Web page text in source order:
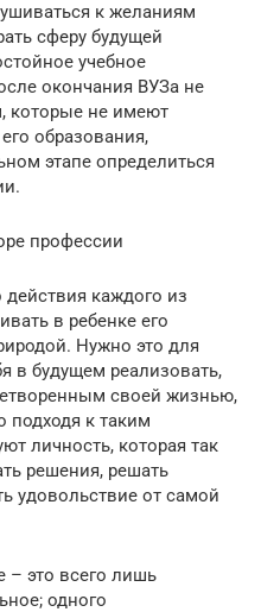
к желаниям
сферу будущей
учебное
окончания ВУЗа не
которые не имеют
образования,
этапе определиться
профессии
действия каждого из
в ребенке его
Нужно это для
в будущем реализовать,
своей жизнью,
подходя к таким
личность, которая так
решения, решать
удовольствие от самой
– это всего лишь
одного